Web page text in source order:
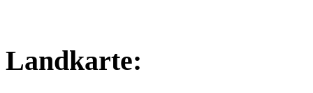
Landkarte: